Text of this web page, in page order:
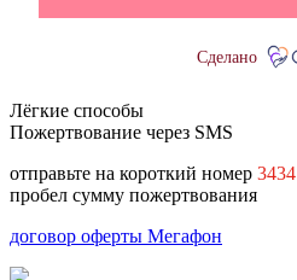
Сделано
Лёгкие способы
Пожертвование через SMS
отправьте на короткий номер 3434
пробел сумму пожертвования
договор оферты Мегафон